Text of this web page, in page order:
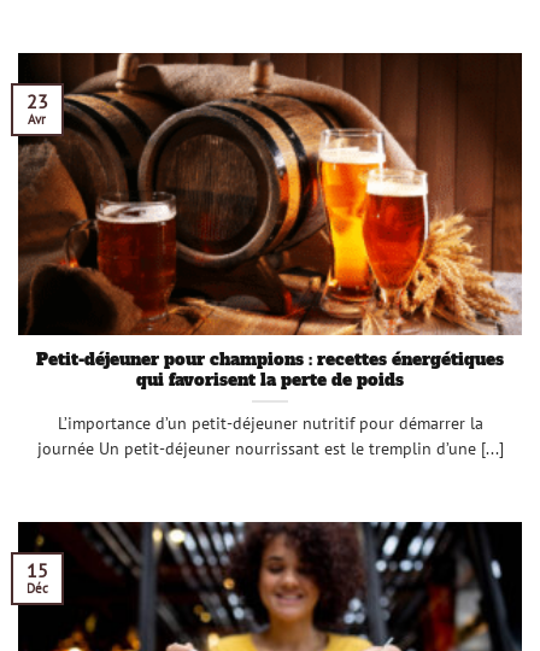
Petit-déjeuner pour champions : recettes énergétiques
qui favorisent la perte de poids
L’importance d’un petit-déjeuner nutritif pour démarrer la
journée Un petit-déjeuner nourrissant est le tremplin d’une [...]
23
Avr
15
Déc